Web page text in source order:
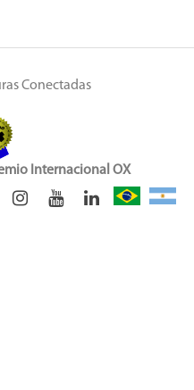
Conectadas
Internacional OX